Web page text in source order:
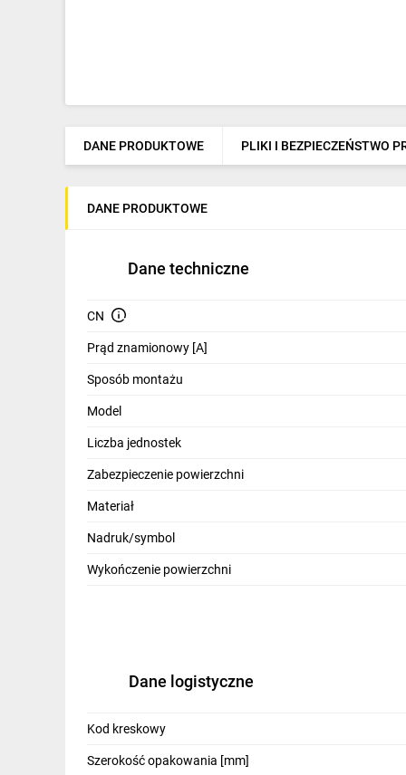
DANE PRODUKTOWE PLIKI I BEZPIECZEŃSTWO
DANE PRODUKTOWE
Dane techniczne
CN
Prąd znamionowy [A]
Sposób montażu
Model
Liczba jednostek
Zabezpieczenie powierzchni
Materiał
Nadruk/symbol
Wykończenie powierzchni
Dane logistyczne
Kod kreskowy
Szerokość opakowania [mm]